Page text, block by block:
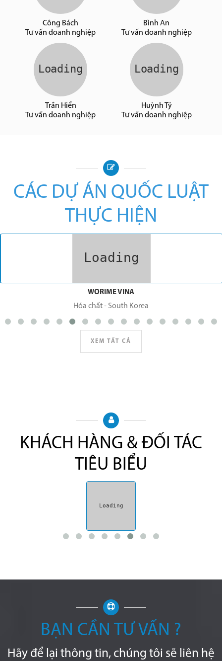
Công Bách
Tư vấn doanh nghiệp
Bình An
Tư vấn doanh nghiệp
Trần Hiển
Tư vấn doanh nghiệp
Huỳnh Tỷ
Tư vấn doanh nghiệp
CÁC DỰ ÁN QUỐC LUẬT
THỰC HIỆN
WORIME VINA
Hóa chất- South Korea
XEM TẤT CẢ
KHÁCH HÀNG & ĐỐI TÁC
TIÊU BIỂU
BẠN CẦN TƯ VẤN ?
Hãy để lại thông tin, chúng tôi sẽ liên hệ